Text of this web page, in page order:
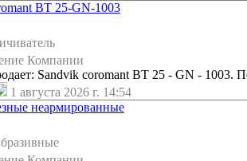
BT 25-GN-1003
Компании
Sandvik coromant BT 25 - GN - 1003.
1 августа 2026 г. 14:54
неармированные